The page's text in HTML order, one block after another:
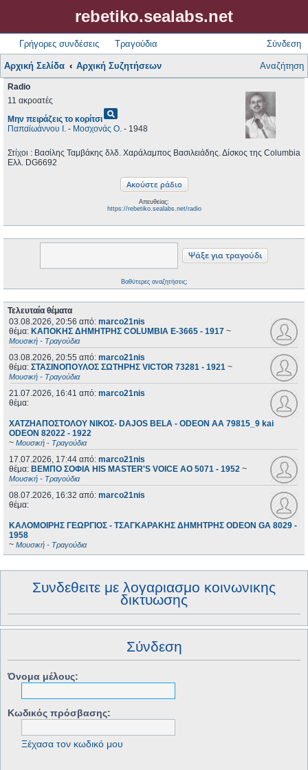
rebetiko.sealabs.net
Γρήγορες συνδέσεις Τραγούδια Σύνδεση
Αρχική Σελίδα Αρχική Συζητήσεων Αναζήτηση
Radio
11 ακροατές
Μην πειράζεις το κορίτσιpageview
Παπαϊωάννου Ι. - Μοσχονάς Ο. - 1948
Στίχοι : Βασίλης Ταμβάκης δλδ. Χαράλαμπος Βασιλειάδης. Δίσκος της Columbia
Ελλ. DG6692
Απευθείας:
https://rebetiko.sealabs.net/radio
Βαθύτερες αναζητήσεις;
Τελευταία θέματα
03.08.2026, 20:56 από: marco21nis
θέμα: ΚΑΠΟΚΗΣ ΔΗΜΗΤΡΗΣ COLUMBIA E-3665 - 1917 ~
Μουσική - Τραγούδια
03.08.2026, 20:55 από: marco21nis
θέμα: ΣΤΑΣΙΝΟΠΟΥΛΟΣ ΣΩΤΗΡΗΣ VICTOR 73281 - 1921 ~
Μουσική - Τραγούδια
21.07.2026, 16:41 από: marco21nis
θέμα:
ΧΑΤΖΗΑΠΟΣΤΟΛΟΥ ΝΙΚΟΣ- DAJOS BELA - ODEON AA 79815_9 kai
ODEON 82022 - 1922
~ Μουσική - Τραγούδια
17.07.2026, 17:44 από: marco21nis
θέμα: ΒΕΜΠΟ ΣΟΦΙΑ HIS MASTER'S VOICE AO 5071 - 1952 ~
Μουσική - Τραγούδια
08.07.2026, 16:32 από: marco21nis
θέμα:
ΚΑΛΟΜΟΙΡΗΣ ΓΕΩΡΓΙΟΣ - ΤΣΑΓΚΑΡΑΚΗΣ ΔΗΜΗΤΡΗΣ ODEON GA 8029 -
1958
~ Μουσική - Τραγούδια
Συνδεθειτε με λογαριασμο κοινωνικης
δικτυωσης
Σύνδεση
Όνομα μέλους:
Κωδικός πρόσβασης:
Ξέχασα τον κωδικό μου